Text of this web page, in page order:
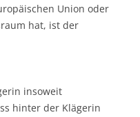
Union oder
hat, ist der
insoweit
hinter der Klägerin